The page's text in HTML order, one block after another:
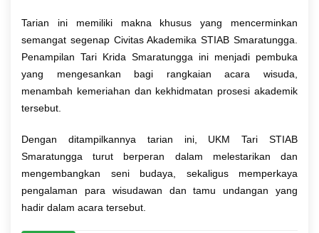
Tarian ini memiliki makna khusus yang mencerminkan
semangat segenap Civitas Akademika STIAB Smaratungga.
Penampilan Tari Krida Smaratungga ini menjadi pembuka
yang mengesankan bagi rangkaian acara wisuda,
menambah kemeriahan dan kekhidmatan prosesi akademik
tersebut.
Dengan ditampilkannya tarian ini, UKM Tari STIAB
Smaratungga turut berperan dalam melestarikan dan
mengembangkan seni budaya, sekaligus memperkaya
pengalaman para wisudawan dan tamu undangan yang
hadir dalam acara tersebut.